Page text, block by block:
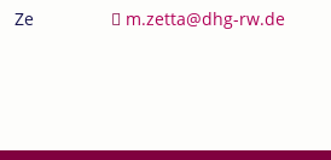
Ze m.zetta@dhg-rw.de